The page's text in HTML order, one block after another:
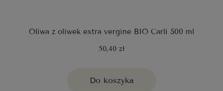
Oliwa z oliwek extra vergine BIO Carli 500 ml
50,40 zł
Do koszyka